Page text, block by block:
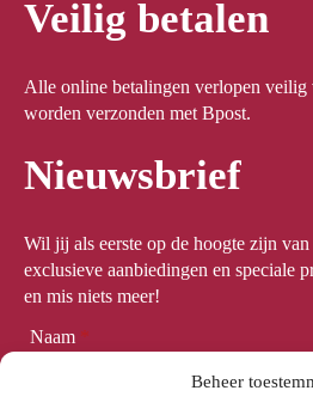
Beheer
Veilig betalen
Alle online betalingen verlopen
worden verzonden met Bpost.
Nieuwsbrief
Wil jij als eerste op de hoogte zijn
exclusieve aanbiedingen en speciale
en mis niets meer!
Naam *